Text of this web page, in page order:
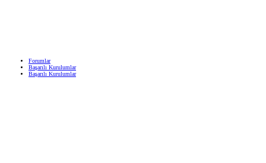
Forumlar
Başarılı Kurulumlar
Başarılı Kurulumlar